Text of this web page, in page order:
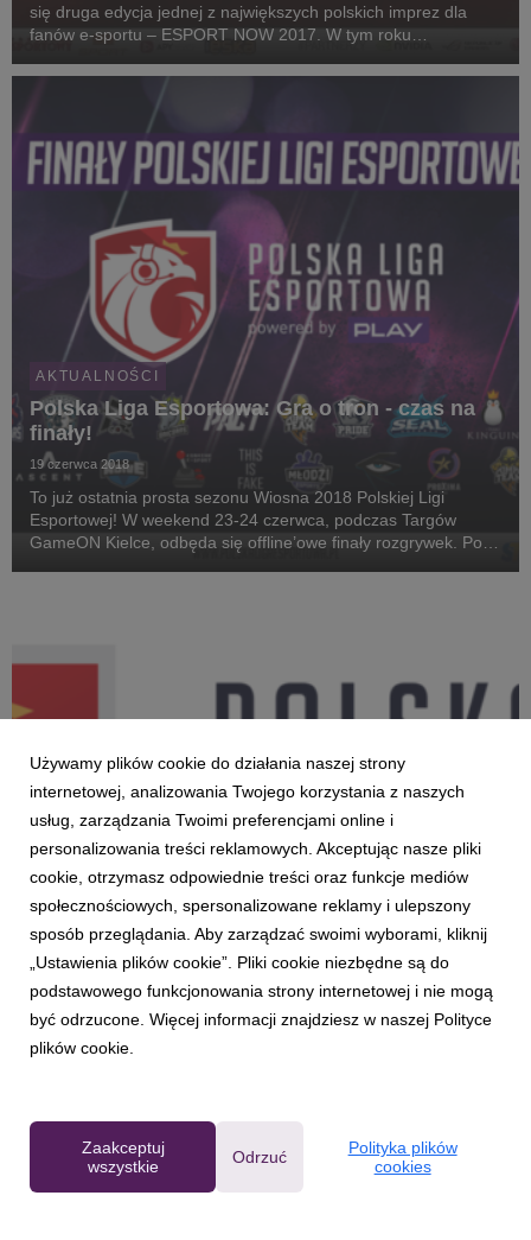
się druga edycja jednej z największych polskich imprez dla
fanów e-sportu – ESPORT NOW 2017. W tym roku
nawet 20 000 odwiedzających. Na gości będą czekać: n...
AKTUALNOŚCI
Polska Liga Esportowa: Gra o tron - czas na
finały!
19 czerwca 2018
To już ostatnia prosta sezonu Wiosna 2018 Polskiej Ligi
Esportowej! W weekend 23-24 czerwca, podczas Targów
GameON Kielce, odbęda się offline’owe finały rozgrywek. Po
AKTUALNOŚCI
Kto zgarnie 46 tysięcy z puli ćwierć miliona
złotych? Polska Liga Esportowa wchodzi w
fazę play-off!
3 lipca 2017
Polska Liga Esportowa, czyli jedne z najważniejszych polskich
rozgrywek e-sportowych, rozpoczyna właśnie kolejny etap
rywalizacji – fazę play-off. Po siedmiu tygodniach regularnych
Używamy plików cookie do działania naszej strony
internetowej, analizowania Twojego korzystania z naszych
usług, zarządzania Twoimi preferencjami online i
personalizowania treści reklamowych. Akceptując nasze pliki
cookie, otrzymasz odpowiednie treści oraz funkcje mediów
społecznościowych, spersonalizowane reklamy i ulepszony
sposób przeglądania. Aby zarządzać swoimi wyborami, kliknij
„Ustawienia plików cookie”. Pliki cookie niezbędne są do
podstawowego funkcjonowania strony internetowej i nie mogą
być odrzucone. Więcej informacji znajdziesz w naszej Polityce
plików cookie.
Zaakceptuj
wszystkie
Odrzuć
Polityka plików
cookies